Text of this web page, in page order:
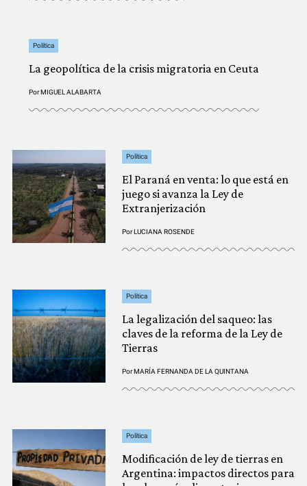
Política
La geopolítica de la crisis migratoria en Ceuta
PorMIGUEL ALABARTA
Política
El Paraná en venta: lo que está en
juego si avanza la Ley de
Extranjerización
PorLUCIANA ROSENDE
Política
La legalización del saqueo: las
claves de la reforma de la Ley de
Tierras
PorMARÍA FERNANDA DE LA QUINTANA
Política
Modificación de ley de tierras en
Argentina: impactos directos para